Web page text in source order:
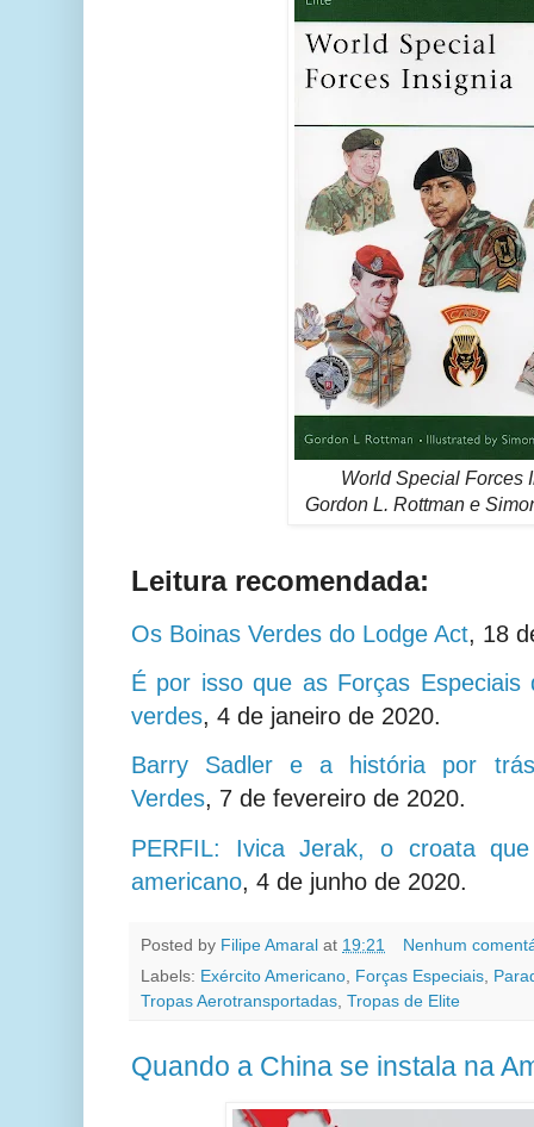
World Special Forces
Gordon L. Rottman e
Leitura recomendada:
Os Boinas Verdes do Lodge Act, 18
É por isso que as Forças
verdes, 4 de janeiro de 2020.
Barry Sadler e a história por
Verdes, 7 de fevereiro de 2020.
PERFIL: Ivica Jerak, o croata
americano, 4 de junho de 2020.
Posted by Filipe Amaral at 19:21
Nenhum
Labels: Exército Americano, Forças Especiais,
Tropas Aerotransportadas, Tropas de Elite
Quando a China se instala na